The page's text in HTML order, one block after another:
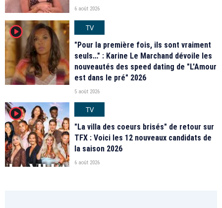
6 août 2026
player2
TV
"Pour la première fois, ils sont vraiment
seuls…" : Karine Le Marchand dévoile les
nouveautés des speed dating de "L'Amour
est dans le pré" 2026
5 août 2026
player2
TV
"La villa des coeurs brisés" de retour sur
TFX : Voici les 12 nouveaux candidats de
la saison 2026
6 août 2026